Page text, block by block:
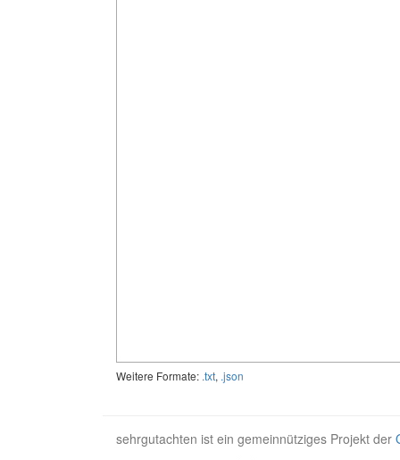
Weitere Formate: .txt, .json
sehrgutachten ist ein gemeinnütziges Projekt der